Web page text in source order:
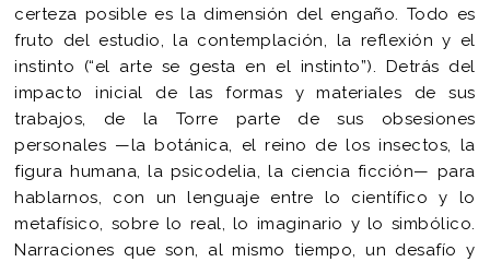
certeza posible es la dimensión del engaño. Todo es
fruto del estudio, la contemplación, la reflexión y el
instinto (“el arte se gesta en el instinto”). Detrás del
impacto inicial de las formas y materiales de sus
trabajos, de la Torre parte de sus obsesiones
personales —la botánica, el reino de los insectos, la
figura humana, la psicodelia, la ciencia ficción— para
hablarnos, con un lenguaje entre lo científico y lo
metafísico, sobre lo real, lo imaginario y lo simbólico.
Narraciones que son, al mismo tiempo, un desafío y